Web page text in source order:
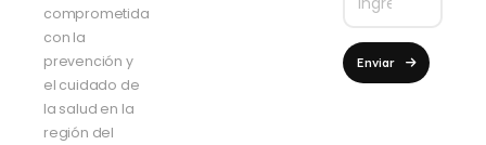
comprometida
con la
prevención y
el cuidado de
la salud en la
región del
Enviar